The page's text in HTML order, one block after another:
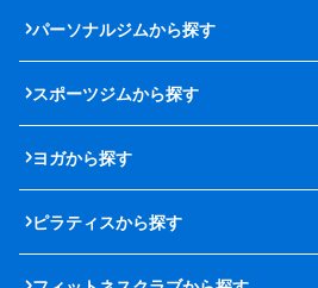
パーソナルジムから探す
スポーツジムから探す
ヨガから探す
ピラティスから探す